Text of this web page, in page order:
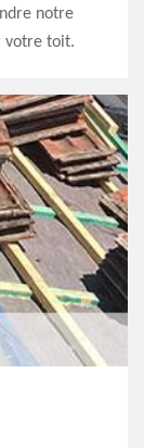
notre
votre toit.